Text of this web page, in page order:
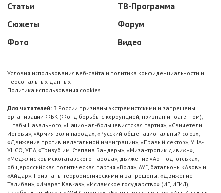
Статьи
Сюжеты
Фото
ТВ-Программа
Форум
Видео
Условия использования веб-сайта и политика конфиденциальности и
персональных данных
Политика использования cookies
Для читателей: В России признаны экстремистскими и запрещены
организации ФБК (Фонд борьбы с коррупцией, признан иноагентом),
Штабы Навального, «Национал-большевистская партия», «Свидетели
Иеговы», «Армия воли народа», «Русский общенациональный союз»,
«Движение против нелегальной иммиграции», «Правый сектор», УНА-
УНСО, УПА, «Тризуб им. Степана Бандеры», «Мизантропик дивижн»,
«Меджлис крымскотатарского народа», движение «Артподготовка»,
общероссийская политическая партия «Воля», АУЕ, батальоны «Азов» и
«Айдар». Признаны террористическими и запрещены: «Движение
Талибан», «Имарат Кавказ», «Исламское государство» (ИГ, ИГИЛ),